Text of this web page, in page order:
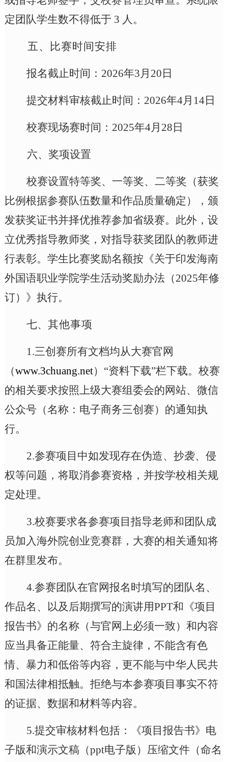
定团队学生数不得低于 3 人。
五、比赛时间安排
报名截止时间： 2026年3月20日
提交材料审核截止时间： 2026年4月 14日
校赛现场赛时间： 2025年4月 28 日
六、 奖项设置
校赛设置特等奖、一等奖、二等奖 （获奖
比例根据参赛队伍数量和作品质量确定 ）， 颁
发获奖证书并择优推荐参加省级赛。 此外， 设
立优秀指导教师奖，对指导获奖团队的教师进
行表彰。 学生 比赛奖励名额按 《关于印发海南
外国语职业学院学生活动奖励办法（2025年修
订） 》 执行。
七、 其他事项
1.三创赛所有文档均从大赛官网
（www.3chuang.net） “资料下载”栏下载。校赛
的相关要求按照上级大赛组委会的网站、微信
公众号（名称：电子商务三创赛） 的通知执
行。
2.参赛项目中如发现存在伪造、抄袭、侵
权等问题，将取消参赛资格，并按学校相关规
定处理。
3.校赛要求各参赛项目指导老师和团队成
员加入海外院创业竞赛群，大赛的相关通知将
在群里发布。
4.参赛团队在官网报名时填写的团队名、
作品名、以及后期撰写的演讲用PPT和《项目
报告书》的名称（与官网上必须一致）和内容
应当具备正能量、符合主旋律，不能含有色
情、暴力和低俗等内容，更不能与中华人民共
和国法律相抵触。拒绝与本参赛项目事实不符
的证据、数据和材料等内容。
5.提交审核材料包括：《项目报告书》电
子版和演示文稿（ppt电子版）压缩文件（命名